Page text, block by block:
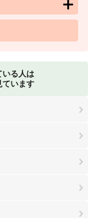
いる人は
ています